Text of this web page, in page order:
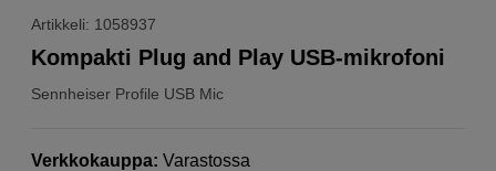
Artikkeli: 1058937
Sennheiser Profile USB Mic
Kompakti Plug and Play USB-mikrofoni
Verkkokauppa: Varastossa